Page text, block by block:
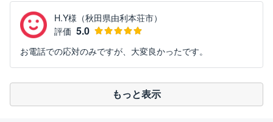
H.Y様（秋田県由利本荘市）
評価 5.0
お電話での応対のみですが、大変良かったです。
もっと表示